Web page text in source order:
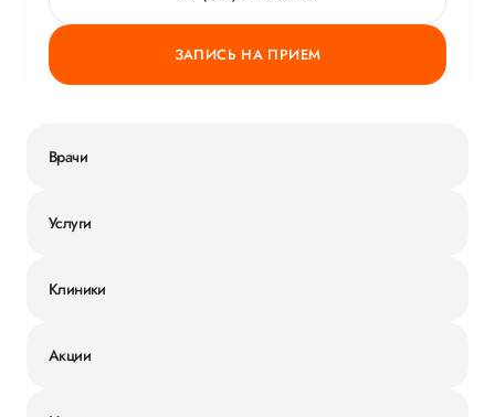
ЗАПИСЬ НА ПРИЕМ
Врачи
Услуги
Клиники
Акции